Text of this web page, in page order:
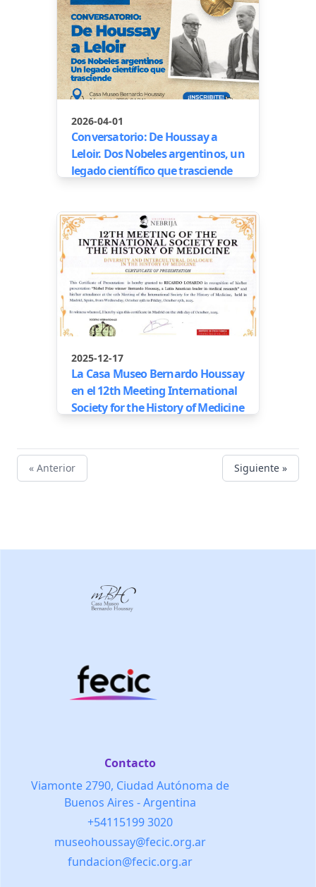
2026-04-01
Conversatorio: De Houssay a
Leloir. Dos Nobeles argentinos, un
legado científico que trasciende
2025-12-17
La Casa Museo Bernardo Houssay
en el 12th Meeting International
Society for the History of Medicine
« Anterior Siguiente »
Contacto
Viamonte 2790, Ciudad Autónoma de
Buenos Aires - Argentina
+54115199 3020
museohoussay@fecic.org.ar
fundacion@fecic.org.ar